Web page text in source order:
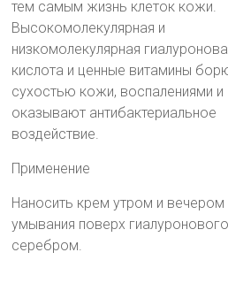
тем самым жизнь клеток кожи.
Высокомолекулярная и
низкомолекулярная
кислота и ценные витамины
сухостью кожи, воспалениями и
оказывают антибактериальное
воздействие.
Применение
Наносить крем утром и вечером
умывания поверх
серебром.